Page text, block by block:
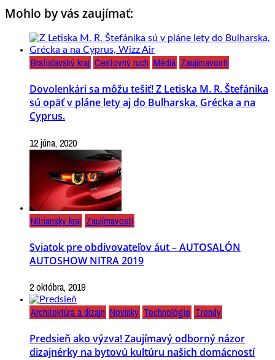
Mohlo by vás zaujímať:
Bratislavský kraj Cestovný ruch Médiá Zaujímavosti
Dovolenkári sa môžu tešiť! Z Letiska M. R. Štefánika
sú opäť v pláne lety aj do Bulharska, Grécka a na
Cyprus.
12 júna, 2020
Nitriansky kraj Zaujímavosti
Sviatok pre obdivovateľov áut – AUTOSALÓN
AUTOSHOW NITRA 2019
2 októbra, 2019
Architektúra a dizajn Novinky Technológie Trendy
Predsieň ako výzva! Zaujímavý odborný názor
dizajnérky na bytovú kultúru našich domácností